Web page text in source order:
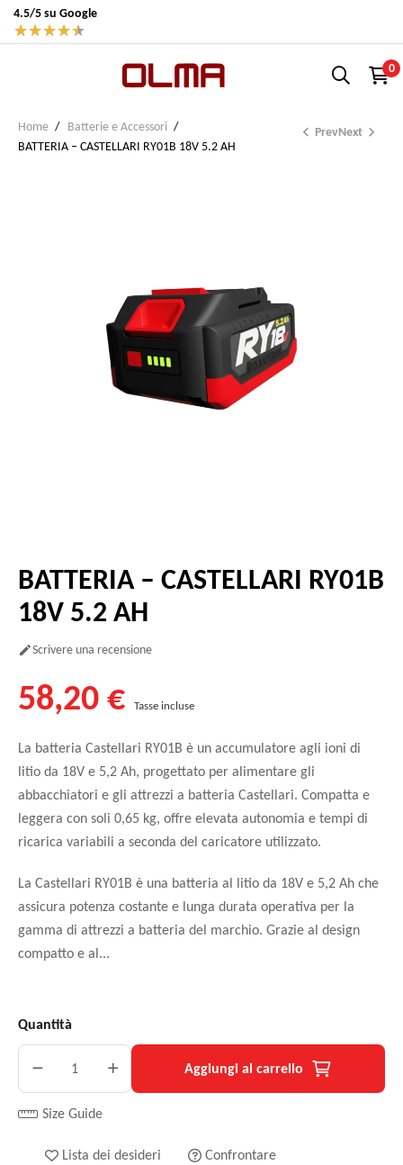
4.5/5 su Google
★★★★★
0
Home
Batterie e Accessori
BATTERIA – CASTELLARI RY01B 18V 5.2 AH
 PrevNext 
BATTERIA – CASTELLARI RY01B
18V 5.2 AH
Scrivere una recensione
58,20 € Tasse incluse
La batteria Castellari RY01B è un accumulatore agli ioni di
litio da 18V e 5,2 Ah, progettato per alimentare gli
abbacchiatori e gli attrezzi a batteria Castellari. Compatta e
leggera con soli 0,65 kg, offre elevata autonomia e tempi di
ricarica variabili a seconda del caricatore utilizzato.
La Castellari RY01B è una batteria al litio da 18V e 5,2 Ah che
assicura potenza costante e lunga durata operativa per la
gamma di attrezzi a batteria del marchio. Grazie al design
compatto e al...
Quantità
Aggiungi al carrello
Size Guide
Lista dei desideri Confrontare